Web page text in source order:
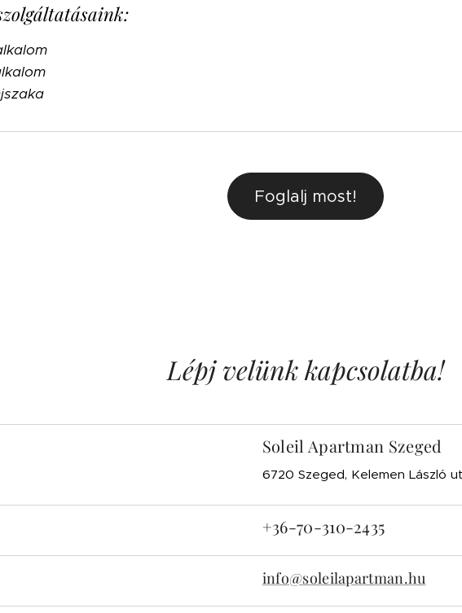
Foglalj most!
Lépj velünk kapcsolatba!
Soleil Apartman Szeged
6720 Szeged, Kelemen László
+36-70-310-2435
info@soleilapartman.hu